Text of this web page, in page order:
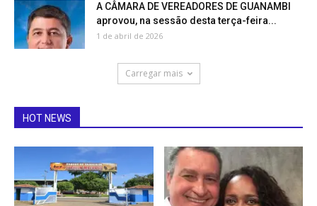
A CÂMARA DE VEREADORES DE GUANAMBI
aprovou, na sessão desta terça-feira...
1 de abril de 2026
Carregar mais
HOT NEWS